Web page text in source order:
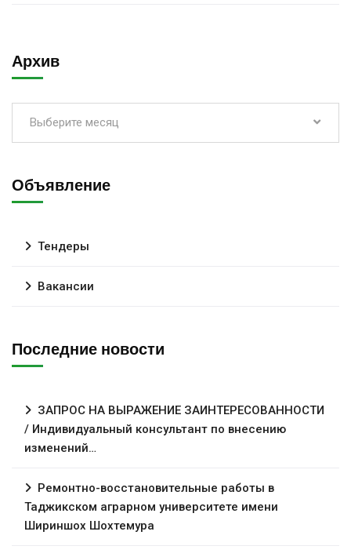
Архив
Выберите месяц
Объявление
Тендеры
Вакансии
Последние новости
ЗАПРОС НА ВЫРАЖЕНИЕ ЗАИНТЕРЕСОВАННОСТИ
/ Индивидуальный консультант по внесению
изменений…
Ремонтно-восстановительные работы в
Таджикском аграрном университете имени
Шириншох Шохтемура